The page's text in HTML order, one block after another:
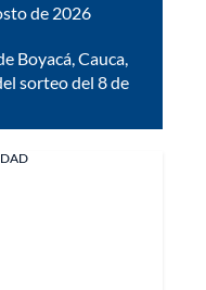
de 2026
Boyacá, Cauca,
sorteo del 8 de